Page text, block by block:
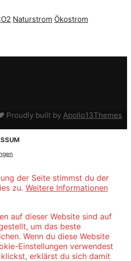
Naturstrom Ökostrom
Proudly built by Apollo13Themes
der Seite stimmst du der
zu. Weitere Informationen
auf dieser Website sind auf
um das beste
Wenn du diese Website
Einstellungen verwendest
erklärst du sich damit